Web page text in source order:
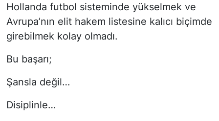
Hollanda futbol sisteminde yükselmek ve
Avrupa’nın elit hakem listesine kalıcı biçimde
girebilmek kolay olmadı.
Bu başarı;
Şansla değil…
Disiplinle…